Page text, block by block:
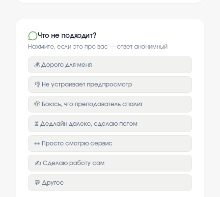
Что не подходит?
Нажмите, если это про вас — ответ анонимный
💰 Дорого для меня
👎 Не устраивает предпросмотр
🫣 Боюсь, что преподаватель спалит
⏳ Дедлайн далеко, сделаю потом
👀 Просто смотрю сервис
✍️ Сделаю работу сам
💬 Другое